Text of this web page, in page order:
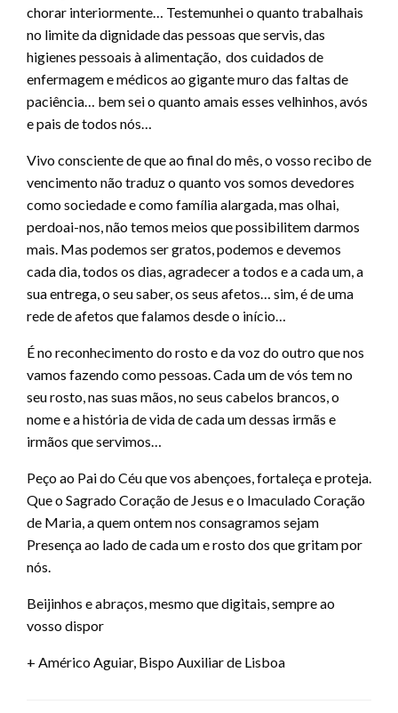
chorar interiormente… Testemunhei o quanto trabalhais
no limite da dignidade das pessoas que servis, das
higienes pessoais à alimentação, dos cuidados de
enfermagem e médicos ao gigante muro das faltas de
paciência… bem sei o quanto amais esses velhinhos, avós
e pais de todos nós…
Vivo consciente de que ao final do mês, o vosso recibo de
vencimento não traduz o quanto vos somos devedores
como sociedade e como família alargada, mas olhai,
perdoai-nos, não temos meios que possibilitem darmos
mais. Mas podemos ser gratos, podemos e devemos
cada dia, todos os dias, agradecer a todos e a cada um, a
sua entrega, o seu saber, os seus afetos… sim, é de uma
rede de afetos que falamos desde o início…
É no reconhecimento do rosto e da voz do outro que nos
vamos fazendo como pessoas. Cada um de vós tem no
seu rosto, nas suas mãos, no seus cabelos brancos, o
nome e a história de vida de cada um dessas irmãs e
irmãos que servimos…
Peço ao Pai do Céu que vos abençoes, fortaleça e proteja.
Que o Sagrado Coração de Jesus e o Imaculado Coração
de Maria, a quem ontem nos consagramos sejam
Presença ao lado de cada um e rosto dos que gritam por
nós.
Beijinhos e abraços, mesmo que digitais, sempre ao
vosso dispor
+ Américo Aguiar, Bispo Auxiliar de Lisboa